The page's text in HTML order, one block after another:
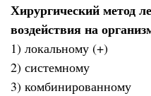
Хирургический метод
воздействия на
1) локальному (+)
2) системному
3) комбинированному